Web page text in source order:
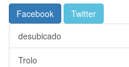
Facebook
Twitter
desubicado
Trolo